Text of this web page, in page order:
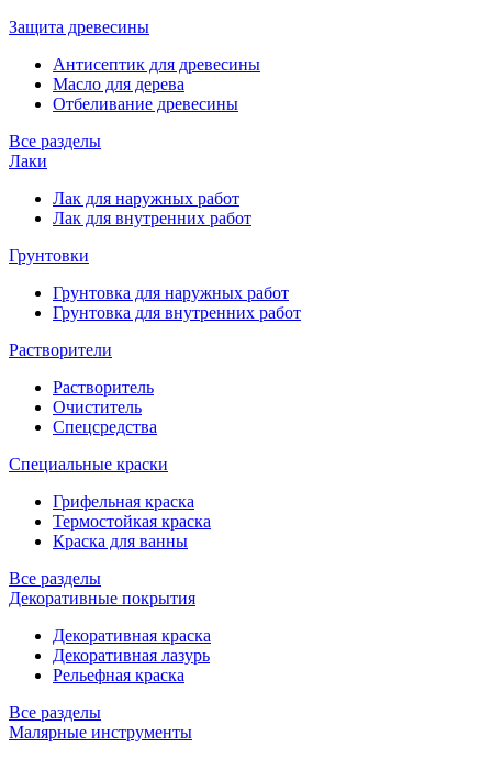
Защита древесины
Антисептик для древесины
Масло для дерева
Отбеливание древесины
Все разделы
Лаки
Лак для наружных работ
Лак для внутренних работ
Грунтовки
Грунтовка для наружных работ
Грунтовка для внутренних работ
Растворители
Растворитель
Очиститель
Спецсредства
Специальные краски
Грифельная краска
Термостойкая краска
Краска для ванны
Все разделы
Декоративные покрытия
Декоративная краска
Декоративная лазурь
Рельефная краска
Все разделы
Малярные инструменты